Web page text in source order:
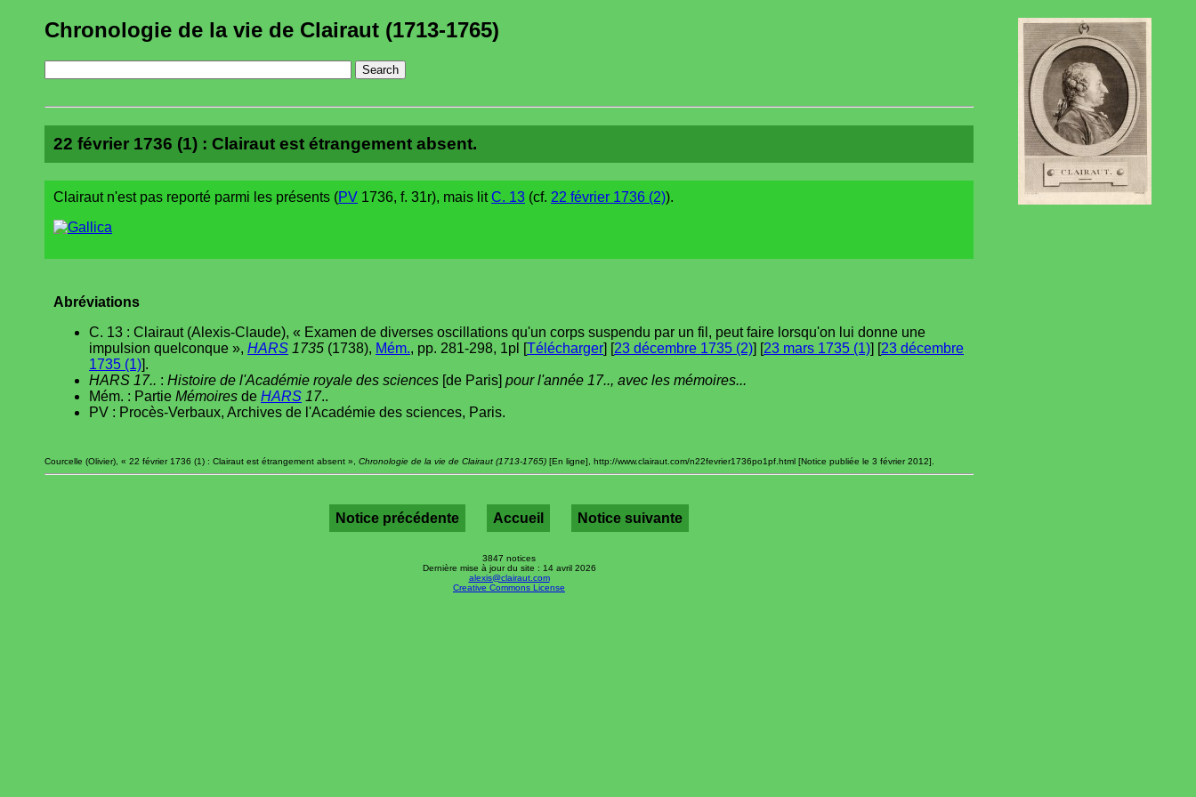
Chronologie de la vie de Clairaut (1713-1765)
22 février 1736 (1) : Clairaut est étrangement absent.
Clairaut n'est pas reporté parmi les présents (PV 1736, f. 31r), mais litC. 13 (cf. 22 février 1736 (2)).
Abréviations
C. 13 : Clairaut (Alexis-Claude), « Examen de diverses oscillations qu'un corps suspendu par un fil, peut faire lorsqu'on lui donne une
impulsion quelconque », HARS 1735 (1738), Mém., pp. 281-298, 1pl [Télécharger] [23 décembre 1735 (2)] [23 mars 1735 (1)] [23 décembre
1735 (1)].
HARS 17.. : Histoire de l'Académie royale des sciences [de Paris] pour l'année 17.., avec les mémoires...
Mém. : Partie Mémoires de HARS 17..
PV : Procès-Verbaux, Archives de l'Académie des sciences, Paris.
Courcelle (Olivier), « 22 février 1736 (1) : Clairaut est étrangement absent », Chronologie de la vie de Clairaut (1713-1765) [En ligne], http://www.clairaut.com/n22fevrier1736po1pf.html [Notice publiée le 3 février 2012].
Notice précédente Accueil Notice suivante
3847 notices
Dernière mise à jour du site : 14 avril 2026
alexis@clairaut.com
Creative Commons License